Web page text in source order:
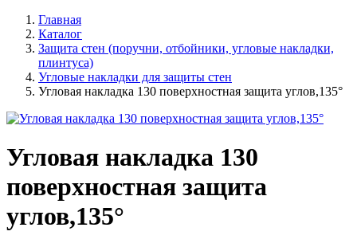
Главная
Каталог
Защита стен (поручни, отбойники, угловые накладки,
плинтуса)
Угловые накладки для защиты стен
Угловая накладка 130 поверхностная защита углов,135°
Угловая накладка 130
поверхностная защита
углов,135°